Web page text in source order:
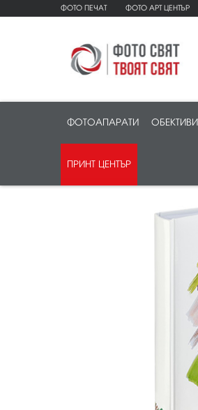
ФОТО ПЕЧАТ ФОТО АРТ ЦЕНТЪР
ФОТОАПАРАТИ ОБЕКТИВИ
ПРИНТ ЦЕНТЪР